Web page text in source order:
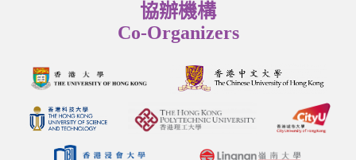
協辦機構
Co-Organizers